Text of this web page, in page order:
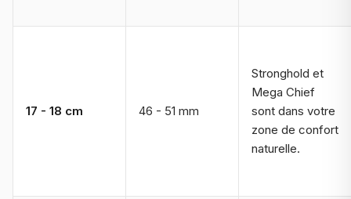
17 - 18 cm 46 - 51 mm
Stronghold et
Mega Chief
sont dans votre
zone de confort
naturelle.